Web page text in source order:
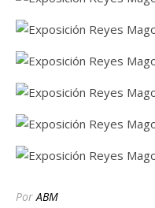
PorABM